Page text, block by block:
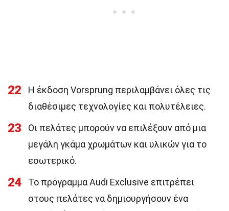
22
Η έκδοση Vorsprung περιλαμβάνει όλες τις
διαθέσιμες τεχνολογίες και πολυτέλειες.
23
Οι πελάτες μπορούν να επιλέξουν από μια
μεγάλη γκάμα χρωμάτων και υλικών για το
εσωτερικό.
24
Το πρόγραμμα Audi Exclusive επιτρέπει
στους πελάτες να δημιουργήσουν ένα